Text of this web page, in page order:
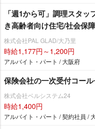
「週1から可」調理スタ
き高齢者向け住宅/社会保
株式会社PAL GLAD/大乃里
時給1,177円～1,200円
アルバイト・パート / 大阪府
保険会社の一次受付コー
株式会社ベルシステム24
時給1,400円
アルバイト・パート / 契約社員 /